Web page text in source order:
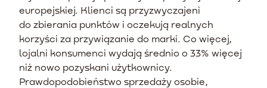
europejskiej. Klienci są przyzwyczajeni
do zbierania punktów i oczekują realnych
korzyści za przywiązanie do marki. Co więcej,
lojalni konsumenci wydają średnio o 33% więcej
niż nowo pozyskani użytkownicy.
Prawdopodobieństwo sprzedaży osobie,